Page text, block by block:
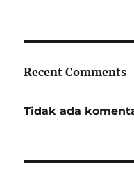
Recent Comments
Tidak ada